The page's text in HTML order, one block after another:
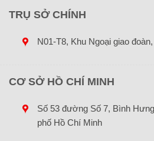
INCH)
Liên hệ
Bảo hành chính hãng 12 tháng
Tải trọng hỗ trợ từ 2.5 – 72kg
Thiết kế theo chuẩn VESA
TRỤ SỞ CHÍNH
N01-T8, Khu Ngoại giao
CƠ SỞ HỒ CHÍ MINH
Số 53 đường Số 7, Bình
phố Hồ Chí Minh